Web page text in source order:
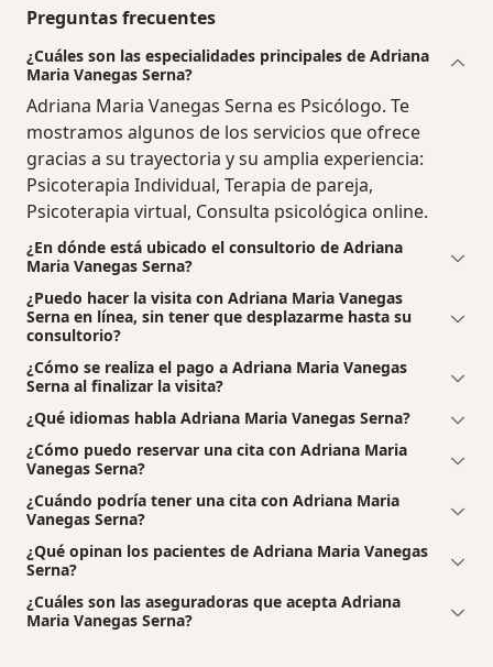
Preguntas frecuentes
¿Cuáles son las especialidades principales de Adriana
Maria Vanegas Serna?
Adriana Maria Vanegas Serna es Psicólogo. Te
mostramos algunos de los servicios que ofrece
gracias a su trayectoria y su amplia experiencia:
Psicoterapia Individual, Terapia de pareja,
Psicoterapia virtual, Consulta psicológica online.
¿En dónde está ubicado el consultorio de Adriana
Maria Vanegas Serna?
¿Puedo hacer la visita con Adriana Maria Vanegas
Serna en línea, sin tener que desplazarme hasta su
consultorio?
¿Cómo se realiza el pago a Adriana Maria Vanegas
Serna al finalizar la visita?
¿Qué idiomas habla Adriana Maria Vanegas Serna?
¿Cómo puedo reservar una cita con Adriana Maria
Vanegas Serna?
¿Cuándo podría tener una cita con Adriana Maria
Vanegas Serna?
¿Qué opinan los pacientes de Adriana Maria Vanegas
Serna?
¿Cuáles son las aseguradoras que acepta Adriana
Maria Vanegas Serna?